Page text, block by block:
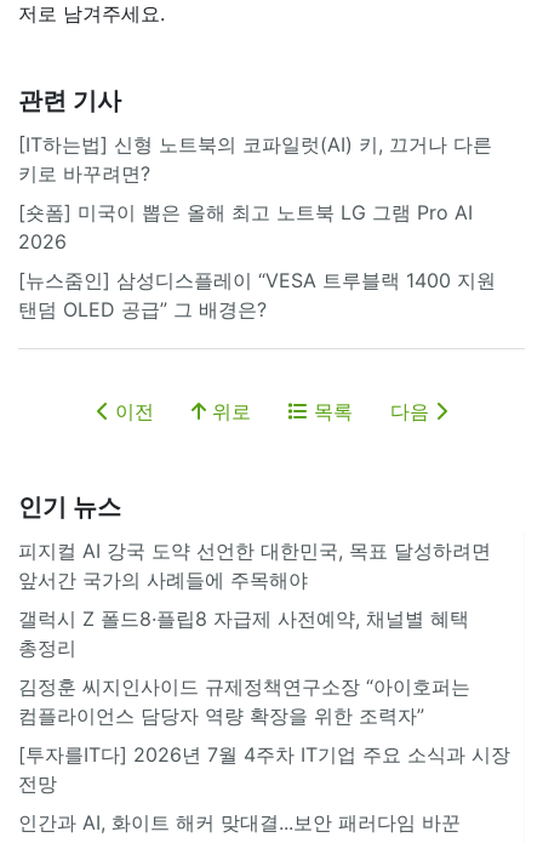
저로 남겨주세요.
관련 기사
[IT하는법] 신형 노트북의 코파일럿(AI) 키, 끄거나 다른
키로 바꾸려면?
[숏폼] 미국이 뽑은 올해 최고 노트북 LG 그램 Pro AI
2026
[뉴스줌인] 삼성디스플레이 “VESA 트루블랙 1400 지원
탠덤 OLED 공급” 그 배경은?
이전 위로 목록 다음
인기 뉴스
피지컬 AI 강국 도약 선언한 대한민국, 목표 달성하려면
앞서간 국가의 사례들에 주목해야
갤럭시 Z 폴드8·플립8 자급제 사전예약, 채널별 혜택
총정리
김정훈 씨지인사이드 규제정책연구소장 “아이호퍼는
컴플라이언스 담당자 역량 확장을 위한 조력자”
[투자를IT다] 2026년 7월 4주차 IT기업 주요 소식과 시장
전망
인간과 AI, 화이트 해커 맞대결...보안 패러다임 바꾼